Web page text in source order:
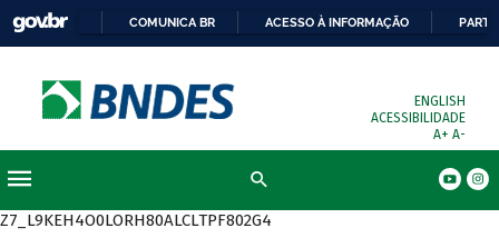
COMUNICA BR ACESSO À INFORMAÇÃO
ENGLISH
ACESSIBILIDADE
A+ A-
Z7_L9KEH4O0LORH80ALCLTPF802G4